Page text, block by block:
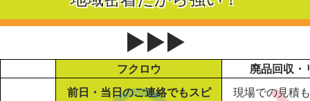
▶▶▶
フクロウ 廃品回収・
前日・当日のご連絡でもスピ
現場での見積